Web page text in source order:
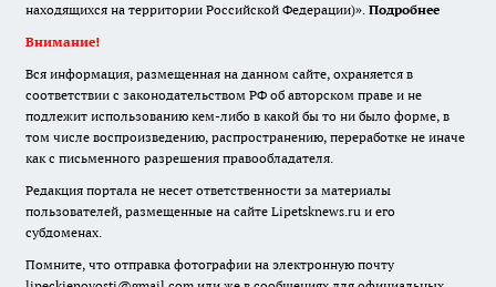
находящихся на территории Российской Федерации)». Подробнее
Внимание!
Вся информация, размещенная на данном сайте, охраняется в
соответствии с законодательством РФ об авторском праве и не
подлежит использованию кем-либо в какой бы то ни было форме, в
том числе воспроизведению, распространению, переработке не иначе
как с письменного разрешения правообладателя.
Редакция портала не несет ответственности за материалы
пользователей, размещенные на сайте Lipetsknews.ru и его
субдоменах.
Помните, что отправка фотографии на электронную почту